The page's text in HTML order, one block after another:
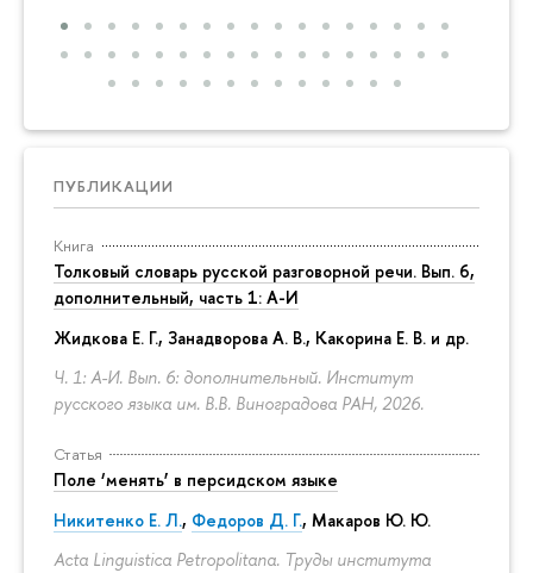
ПУБЛИКАЦИИ
Книга
Толковый словарь русской разговорной речи. Вып. 6,
дополнительный, часть 1: А-И
Жидкова Е. Г., Занадворова А. В., Какорина Е. В. и др.
Ч. 1: А-И. Вып. 6: дополнительный. Институт
русского языка им. В.В. Виноградова РАН, 2026.
Статья
Поле ‘менять’ в персидском языке
Никитенко Е. Л., Федоров Д. Г., Макаров Ю. Ю.
Acta Linguistica Petropolitana. Труды института